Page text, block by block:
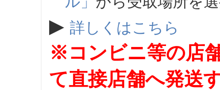
▶ 詳しくはこちら
※コンビニ等の店
て直接店舗へ発送